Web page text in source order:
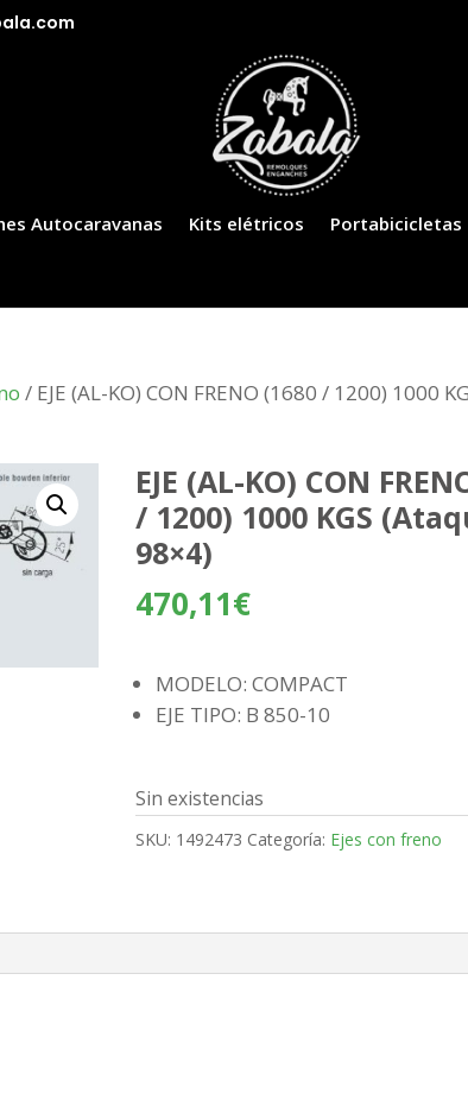
Autocaravanas Kits elétricos Portabicicletas
/ EJE (AL-KO) CON FRENO (1680 / 1200) 1000
EJE (AL-KO) CON
/ 1200) 1000 KGS
98×4)
470,11€
MODELO: COMPACT
EJE TIPO: B 850-10
Sin existencias
SKU: 1492473 Categoría: Ejes con freno